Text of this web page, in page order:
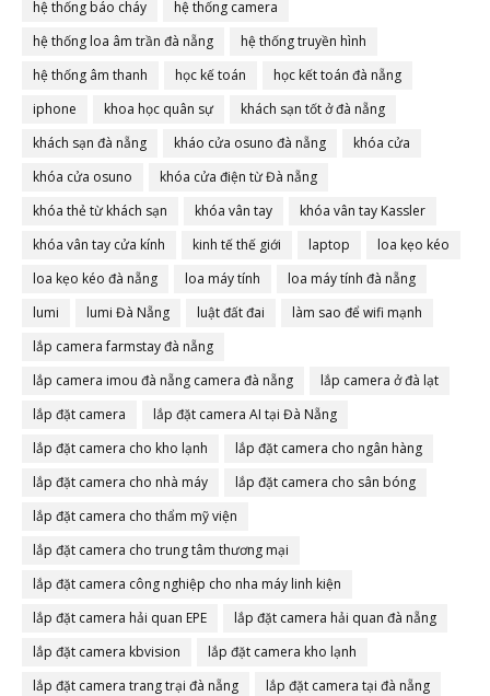
hệ thống báo cháy
hệ thống camera
hệ thống loa âm trần đà nẵng
hệ thống truyền hình
hệ thống âm thanh
học kế toán
học kết toán đà nẵng
iphone
khoa học quân sự
khách sạn tốt ở đà nẵng
khách sạn đà nẵng
kháo cửa osuno đà nẵng
khóa cửa
khóa cửa osuno
khóa cửa điện từ Đà nẵng
khóa thẻ từ khách sạn
khóa vân tay
khóa vân tay Kassler
khóa vân tay cửa kính
kinh tế thế giới laptop
loa kẹo kéo
loa kẹo kéo đà nẵng
loa máy tính
loa máy tính đà nẵng
lumi
lumi Đà Nẵng luật đất đai
làm sao để wifi mạnh
lắp camera farmstay đà nẵng
lắp camera imou đà nẵng camera đà nẵng
lắp camera ở đà lạt
lắp đặt camera
lắp đặt camera AI tại Đà Nẵng
lắp đặt camera cho kho lạnh
lắp đặt camera cho ngân hàng
lắp đặt camera cho nhà máy
lắp đặt camera cho sân bóng
lắp đặt camera cho thẩm mỹ viện
lắp đặt camera cho trung tâm thương mại
lắp đặt camera công nghiệp cho nha máy linh kiện
lắp đặt camera hải quan EPE
lắp đặt camera hải quan đà nẵng
lắp đặt camera kbvision
lắp đặt camera kho lạnh
lắp đặt camera trang trại đà nẵng
lắp đặt camera tại đà nẵng